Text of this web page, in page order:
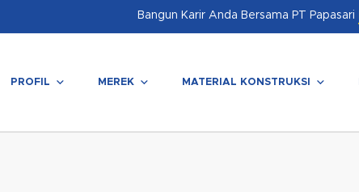
Bangun Karir Anda Bersama PT Papasari
PROFIL MEREK MATERIAL KONSTRUKSI